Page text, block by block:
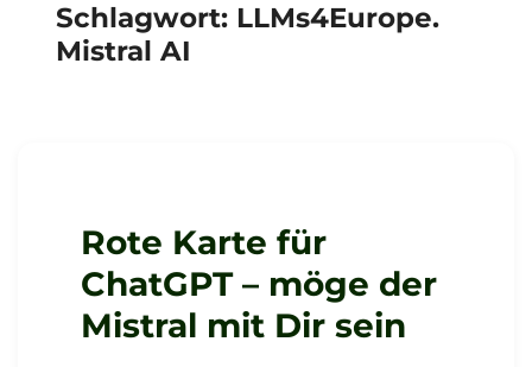
Schlagwort: LLMs4Europe.
Mistral AI
Rote Karte für
ChatGPT – möge der
Mistral mit Dir sein